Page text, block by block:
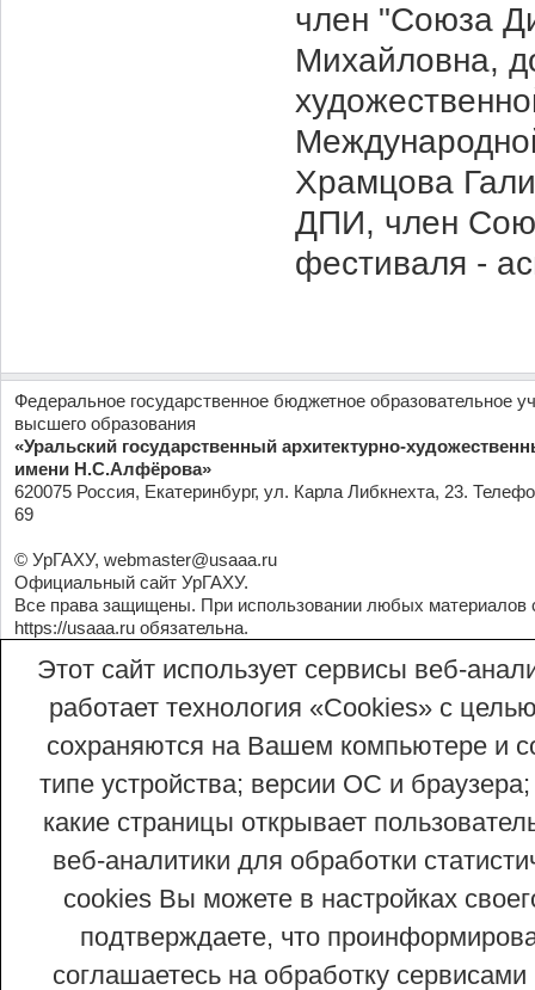
член "Союза
Михайловна,
Храмцова
ДПИ, член
фестиваля -
Федеральное государственное бюджетное образовательное
высшего образования
«Уральский государственный архитектурно-
имени Н.С.Алфёрова»
620075 Россия, Екатеринбург, ул. Карла Либкнехта, 23.
69
© УрГАХУ, webmaster@usaaa.ru
Официальный сайт УрГАХУ.
Все права защищены. При использовании любых материалов
https://usaaa.ru обязательна.
Этот сайт использует сервисы веб-
работает технология «Сookies» с
сохраняются на Вашем компьютере и
типе устройства; версии ОС и
какие страницы открывает
веб-аналитики для обработки
cookies Вы можете в настройках
подтверждаете, что
соглашаетесь на обработку